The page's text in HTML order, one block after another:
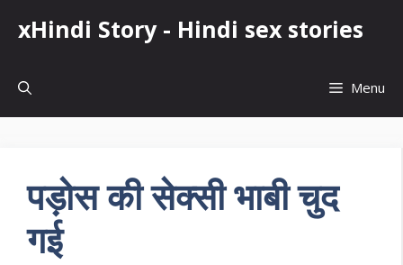
xHindi Story - Hindi sex stories
Menu
पड़ोस की सेक्सी भाबी चुद
गई